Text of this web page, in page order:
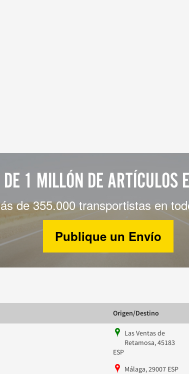
1 MILLÓN DE ARTÍCULOS
de 355.000 transportistas en
Publique un Envío
Origen/Destino
Las Ventas de
Retamosa, 45183
ESP
Málaga, 29007 ESP